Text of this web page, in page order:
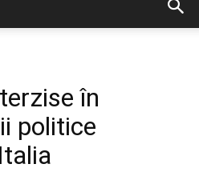
în
politice